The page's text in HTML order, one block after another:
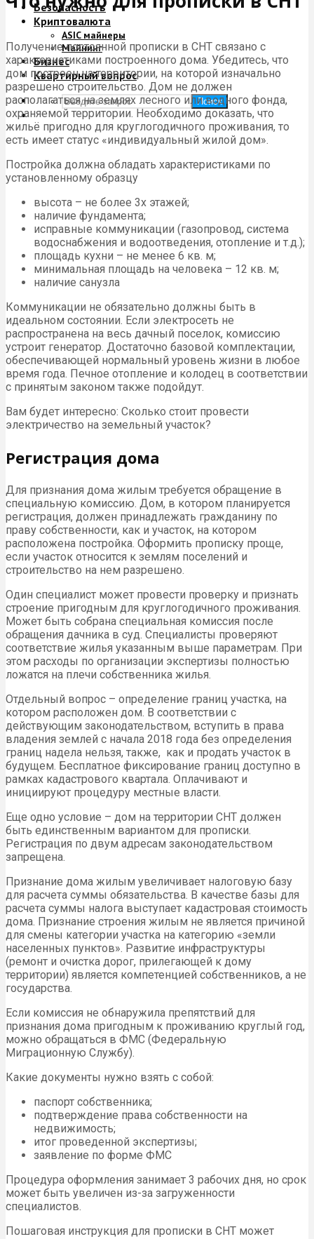
Безопасность
Криптовалюта
ASIC майнеры
Майнинг
Бизнес
Квартирный вопрос
Поиск
Получение постоянной прописки в СНТ связано с
характеристиками построенного дома. Убедитесь, что
дом построен на территории, на которой изначально
разрешено строительство. Дом не должен
располагаться на землях лесного или водного фонда,
охраняемой территории. Необходимо доказать, что
жильё пригодно для круглогодичного проживания, то
есть имеет статус «индивидуальный жилой дом».
Постройка должна обладать характеристиками по
установленному образцу
высота – не более 3х этажей;
наличие фундамента;
исправные коммуникации (газопровод, система
водоснабжения и водоотведения, отопление и т.д.);
площадь кухни – не менее 6 кв. м;
минимальная площадь на человека – 12 кв. м;
наличие санузла
Коммуникации не обязательно должны быть в
идеальном состоянии. Если электросеть не
распространена на весь дачный поселок, комиссию
устроит генератор. Достаточно базовой комплектации,
обеспечивающей нормальный уровень жизни в любое
время года. Печное отопление и колодец в соответствии
с принятым законом также подойдут.
Вам будет интересно: Сколько стоит провести
электричество на земельный участок?
Регистрация дома
Для признания дома жилым требуется обращение в
специальную комиссию. Дом, в котором планируется
регистрация, должен принадлежать гражданину по
праву собственности, как и участок, на котором
расположена постройка. Оформить прописку проще,
если участок относится к землям поселений и
строительство на нем разрешено.
Один специалист может провести проверку и признать
строение пригодным для круглогодичного проживания.
Может быть собрана специальная комиссия после
обращения дачника в суд. Специалисты проверяют
соответствие жилья указанным выше параметрам. При
этом расходы по организации экспертизы полностью
ложатся на плечи собственника жилья.
Отдельный вопрос – определение границ участка, на
котором расположен дом. В соответствии с
действующим законодательством, вступить в права
владения землей с начала 2018 года без определения
границ надела нельзя, также, как и продать участок в
будущем. Бесплатное фиксирование границ доступно в
рамках кадастрового квартала. Оплачивают и
инициируют процедуру местные власти.
Еще одно условие – дом на территории СНТ должен
быть единственным вариантом для прописки.
Регистрация по двум адресам законодательством
запрещена.
Признание дома жилым увеличивает налоговую базу
для расчета суммы обязательства. В качестве базы для
расчета суммы налога выступает кадастровая стоимость
дома. Признание строения жилым не является причиной
для смены категории участка на категорию «земли
населенных пунктов». Развитие инфраструктуры
(ремонт и очистка дорог, прилегающей к дому
территории) является компетенцией собственников, а не
государства.
Если комиссия не обнаружила препятствий для
признания дома пригодным к проживанию круглый год,
можно обращаться в ФМС (Федеральную
Миграционную Службу).
Какие документы нужно взять с собой:
паспорт собственника;
подтверждение права собственности на
недвижимость;
итог проведенной экспертизы;
заявление по форме ФМС
Процедура оформления занимает 3 рабочих дня, но срок
может быть увеличен из-за загруженности
специалистов.
Пошаговая инструкция для прописки в СНТ может